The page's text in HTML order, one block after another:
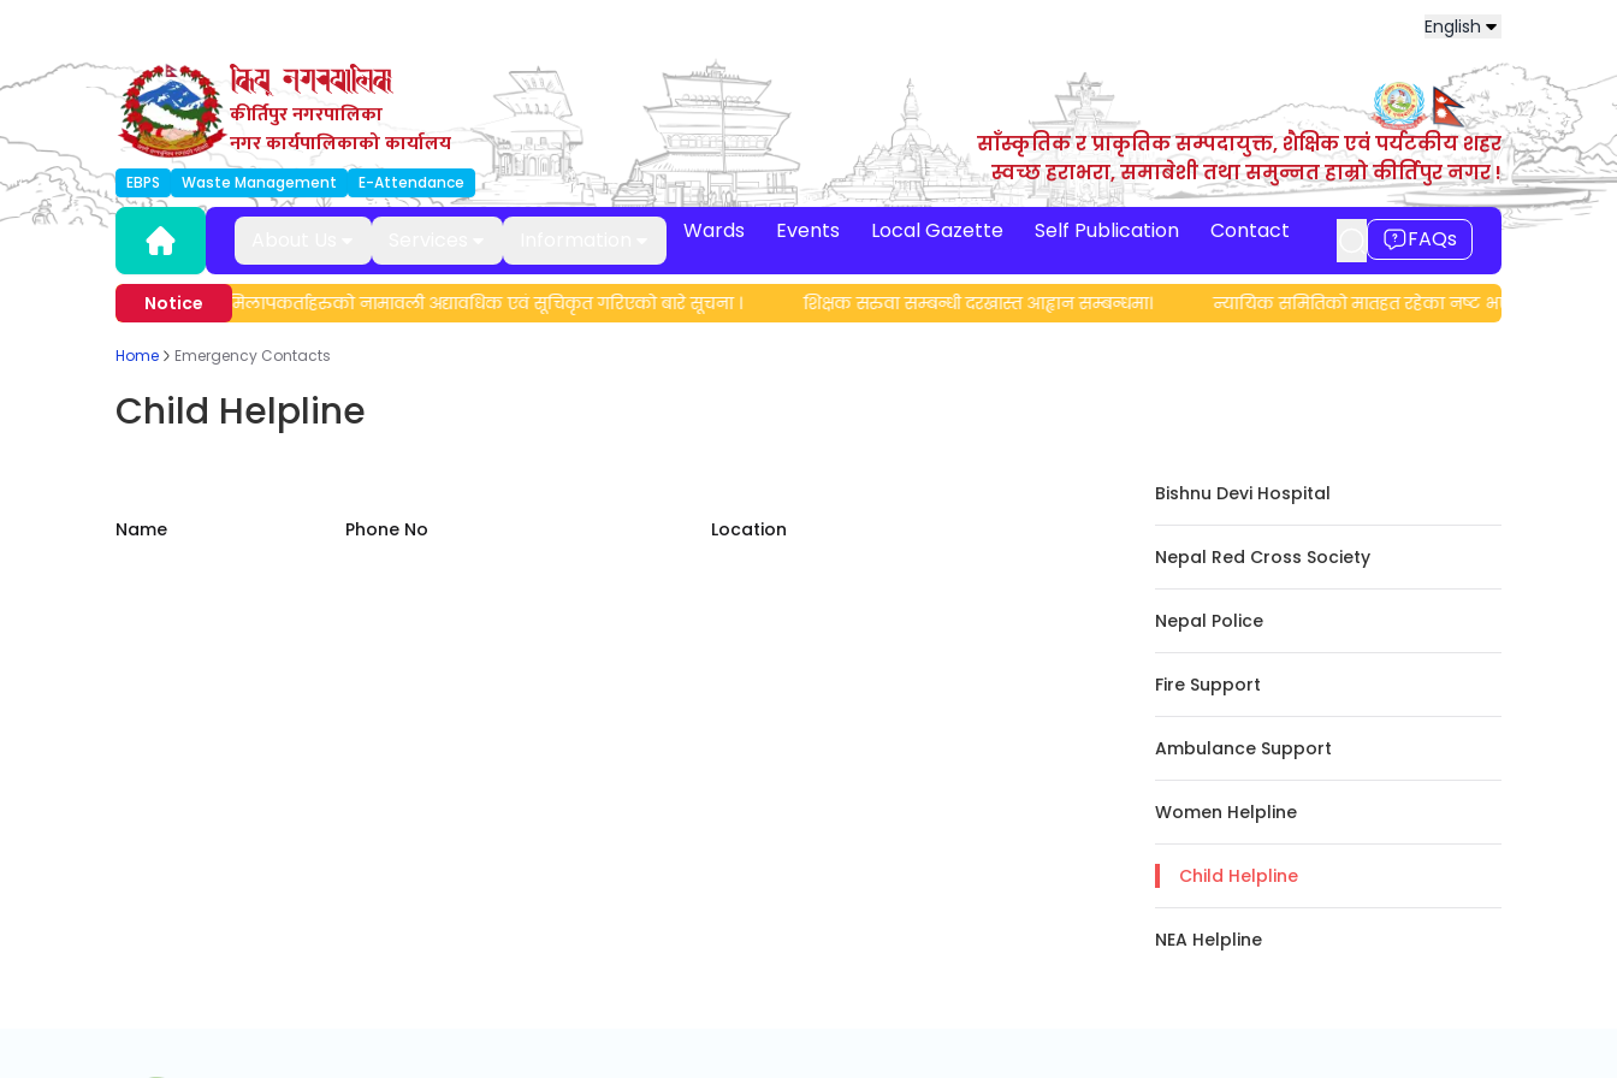
English
कीर्तिपुर नगरपालिका
नगर कार्यपालिकाको कार्यालय
EBPS Waste Management E-Attendance
साँस्कृतिक र प्राकृतिक सम्पदायुक्त, शैक्षिक एवं पर्यटकीय शहर
स्वच्छ हराभरा, समाबेशी तथा समुन्नत हाम्रो कीर्तिपुर नगर !
Wards Events Local Gazette Self Publication Contact FAQs
Noticeमेलमिलापकर्ताहरुको नामावली अद्यावधिक एवं सूचिकृत गरिएको बारे सूचना । शिक्षक सरुवा सम्बन्धी दरखास्त आह्वान सम्बन्धमा। न्यायिक समितिको मातहत रहेका नष्ट भएका मिसिल
Home Emergency Contacts
Child Helpline
Name Phone No Location
Bishnu Devi Hospital
Nepal Red Cross Society
Nepal Police
Fire Support
Ambulance Support
Women Helpline
Child Helpline
NEA Helpline